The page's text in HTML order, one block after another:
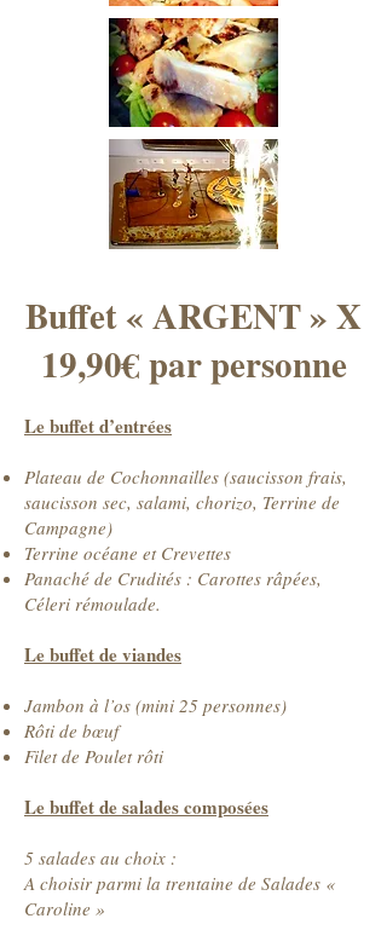
Buffet « ARGENT » X
19,90€ par personne
Le buffet d’entrées
Plateau de Cochonnailles (saucisson frais,
saucisson sec, salami, chorizo, Terrine de
Campagne)
Terrine océane et Crevettes
Panaché de Crudités : Carottes râpées,
Céleri rémoulade.
Le buffet de viandes
Jambon à l’os (mini 25 personnes)
Rôti de bœuf
Filet de Poulet rôti
Le buffet de salades composées
5 salades au choix :
A choisir parmi la trentaine de Salades «
Caroline »